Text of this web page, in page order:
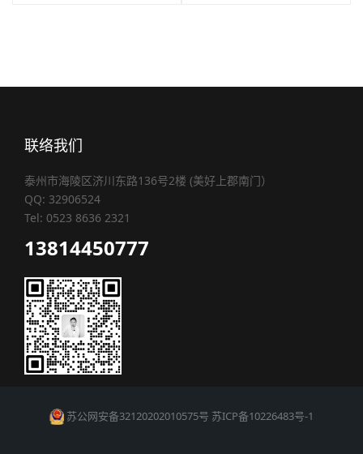
联络我们
泰州市海陵区济川东路136号2楼 (美好上郡南门）
QQ: 32906524
Tel: 0523 8636 2321
13814450777
苏公网安备32120202010575号 苏ICP备10226483号-1